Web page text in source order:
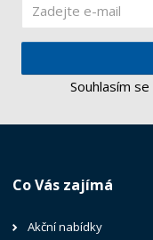
Souhlasím se
Co Vás zajímá
Akční nabídky